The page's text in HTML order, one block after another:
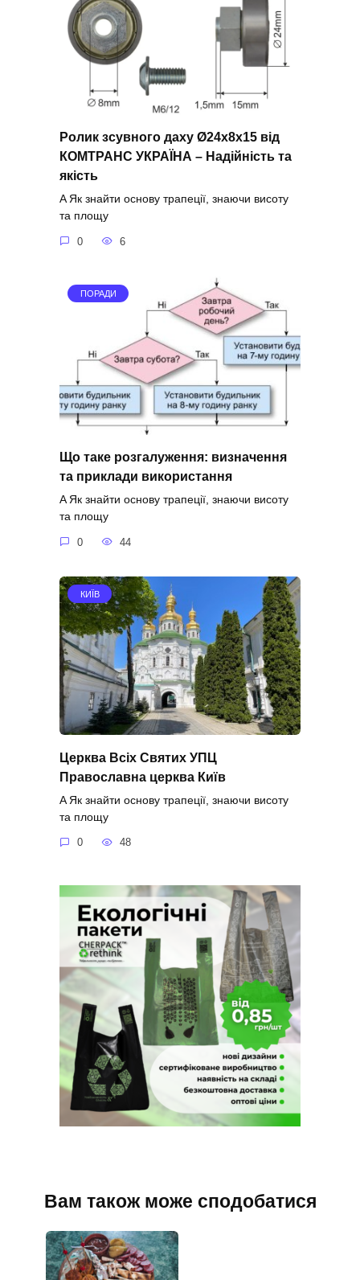
Ролик зсувного даху Ø24x8x15 від
КОМТРАНС УКРАЇНА – Надійність та
якість
A Як знайти основу трапеції, знаючи висоту
та площу
0 6
ПОРАДИ
Що таке розгалуження: визначення
та приклади використання
A Як знайти основу трапеції, знаючи висоту
та площу
0 44
КИЇВ
Церква Всіх Святих УПЦ
Православна церква Київ
A Як знайти основу трапеції, знаючи висоту
та площу
0 48
Вам також може сподобатися